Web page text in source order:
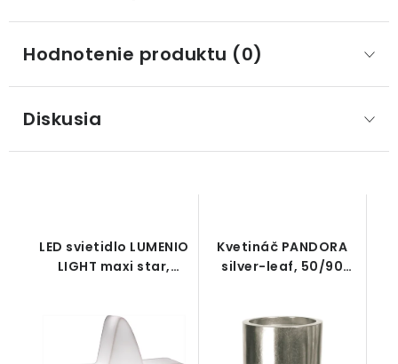
Hodnotenie produktu (0)
Diskusia
LED svietidlo LUMENIO
LIGHT maxi star,
Kvetináč PANDORA
silver-leaf, 50/90